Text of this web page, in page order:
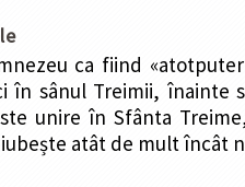
ca fiind
în sânul Treimii, înainte
unire în Sfânta
atât de mult încât